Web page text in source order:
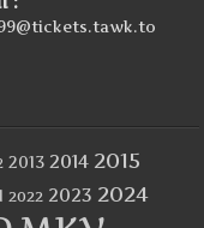
2013 2014 2015
2022 2023 2024